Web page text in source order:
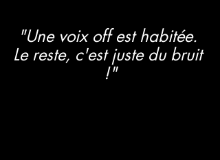
"Une voix off est habitée.
Le reste, c'est juste du bruit
!"